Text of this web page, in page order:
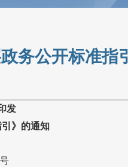
务公开标准指
发
引》的通知